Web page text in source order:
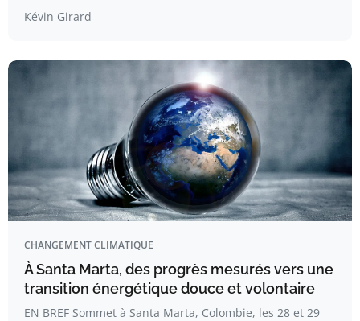
Kévin Girard
CHANGEMENT CLIMATIQUE
À Santa Marta, des progrès mesurés vers une
transition énergétique douce et volontaire
EN BREF Sommet à Santa Marta, Colombie, les 28 et 29